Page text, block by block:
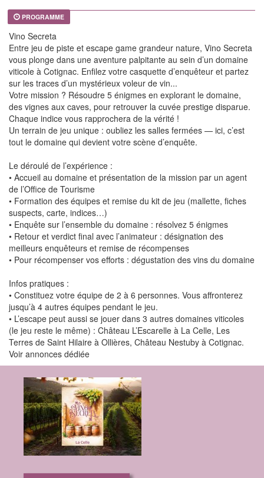
PROGRAMME
Vino Secreta
Entre jeu de piste et escape game grandeur nature, Vino Secreta
vous plonge dans une aventure palpitante au sein d’un domaine
viticole à Cotignac. Enfilez votre casquette d’enquêteur et partez
sur les traces d’un mystérieux voleur de vin...
Votre mission ? Résoudre 5 énigmes en explorant le domaine,
des vignes aux caves, pour retrouver la cuvée prestige disparue.
Chaque indice vous rapprochera de la vérité !
Un terrain de jeu unique : oubliez les salles fermées — ici, c’est
tout le domaine qui devient votre scène d’enquête.
Le déroulé de l’expérience :
• Accueil au domaine et présentation de la mission par un agent
de l’Office de Tourisme
• Formation des équipes et remise du kit de jeu (mallette, fiches
suspects, carte, indices…)
• Enquête sur l’ensemble du domaine : résolvez 5 énigmes
• Retour et verdict final avec l’animateur : désignation des
meilleurs enquêteurs et remise de récompenses
• Pour récompenser vos efforts : dégustation des vins du domaine
Infos pratiques :
• Constituez votre équipe de 2 à 6 personnes. Vous affronterez
jusqu’à 4 autres équipes pendant le jeu.
• L’escape peut aussi se jouer dans 3 autres domaines viticoles
(le jeu reste le même) : Château L’Escarelle à La Celle, Les
Terres de Saint Hilaire à Ollières, Château Nestuby à Cotignac.
Voir annonces dédiée